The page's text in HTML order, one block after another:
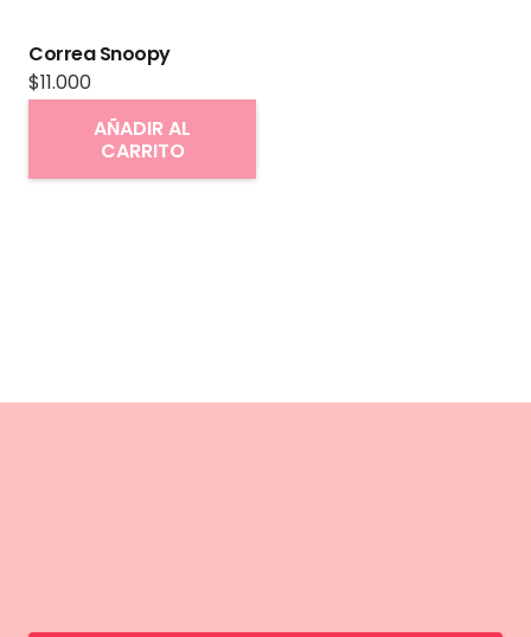
Correa Snoopy
$11.000
AÑADIR AL
CARRITO